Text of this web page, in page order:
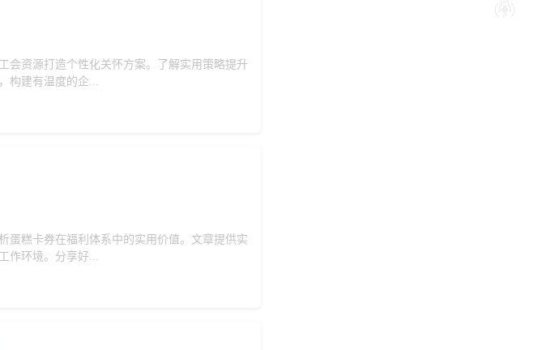
会资源打造个性化关怀方案。了解实用策略提升
构建有温度的企...
蛋糕卡券在福利体系中的实用价值。文章提供实
作环境。分享好...